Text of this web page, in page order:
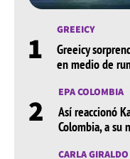
1 GREEICY
Greeicy
en medio de
2 EPA COLOMBIA
Así reaccionó
Colombia, a su
CARLA GIRALDO